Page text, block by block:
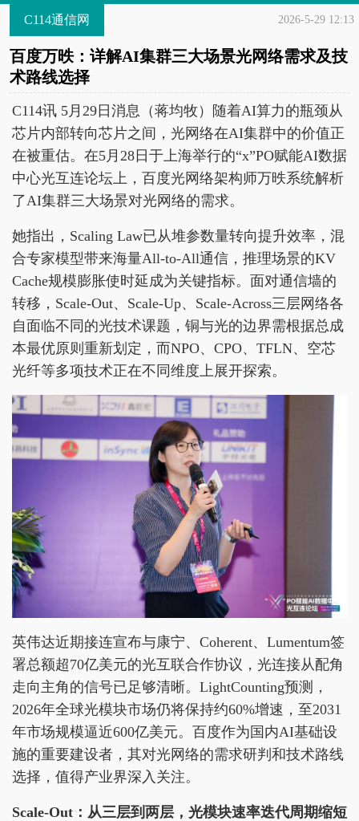
C114通信网 2026-5-29 12:13
百度万昳：详解AI集群三大场景光网络需求及技
术路线选择
C114讯 5月29日消息（蒋均牧）随着AI算力的瓶颈从
芯片内部转向芯片之间，光网络在AI集群中的价值正
在被重估。在5月28日于上海举行的“x”PO赋能AI数据
中心光互连论坛上，百度光网络架构师万昳系统解析
了AI集群三大场景对光网络的需求。
她指出，Scaling Law已从堆参数量转向提升效率，混
合专家模型带来海量All-to-All通信，推理场景的KV
Cache规模膨胀使时延成为关键指标。面对通信墙的
转移，Scale-Out、Scale-Up、Scale-Across三层网络各
自面临不同的光技术课题，铜与光的边界需根据总成
本最优原则重新划定，而NPO、CPO、TFLN、空芯
光纤等多项技术正在不同维度上展开探索。
英伟达近期接连宣布与康宁、Coherent、Lumentum签
署总额超70亿美元的光互联合作协议，光连接从配角
走向主角的信号已足够清晰。LightCounting预测，
2026年全球光模块市场仍将保持约60%增速，至2031
年市场规模逼近600亿美元。百度作为国内AI基础设
施的重要建设者，其对光网络的需求研判和技术路线
选择，值得产业界深入关注。
Scale-Out：从三层到两层，光模块速率迭代周期缩短